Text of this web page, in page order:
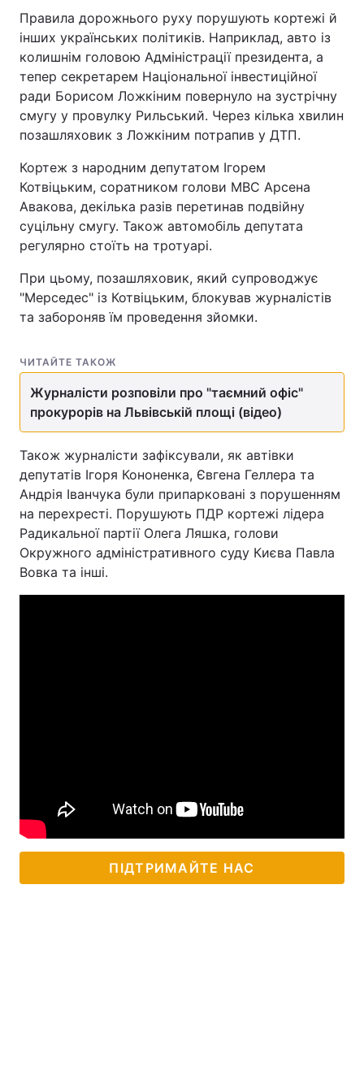
Правила дорожнього руху порушують кортежі й
інших українських політиків. Наприклад, авто із
колишнім головою Адміністрації президента, а
тепер секретарем Національної інвестиційної
ради Борисом Ложкіним повернуло на зустрічну
смугу у провулку Рильський. Через кілька хвилин
позашляховик з Ложкіним потрапив у ДТП.
Кортеж з народним депутатом Ігорем
Котвіцьким, соратником голови МВС Арсена
Авакова, декілька разів перетинав подвійну
суцільну смугу. Також автомобіль депутата
регулярно стоїть на тротуарі.
При цьому, позашляховик, який супроводжує
"Мерседес" із Котвіцьким, блокував журналістів
та забороняв їм проведення зйомки.
ЧИТАЙТЕ ТАКОЖ
Журналісти розповіли про "таємний офіс"
прокурорів на Львівській площі (відео)
Також журналісти зафіксували, як автівки
депутатів Ігоря Кононенка, Євгена Геллера та
Андрія Іванчука були припарковані з порушенням
на перехресті. Порушують ПДР кортежі лідера
Радикальної партії Олега Ляшка, голови
Окружного адміністративного суду Києва Павла
Вовка та інші.
ПІДТРИМАЙТЕ НАС